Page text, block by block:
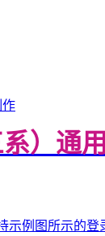
作
）通
示例图所示的登